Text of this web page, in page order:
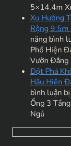
5×14.4m
Xu Hướng
Rộng 9.5m
năng bình
Phố Hiện
Vườn Đẳng
Đột Phá
Hậu Hiện
bình luận
Ống 3
Ngủ